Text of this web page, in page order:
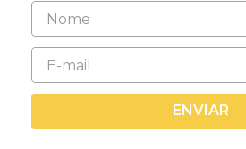
ENVIAR